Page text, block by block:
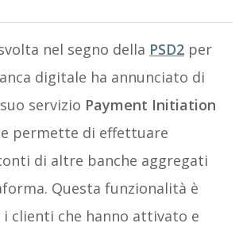
nel segno della PSD2 per
digitale ha annunciato di
servizio Payment Initiation
permette di effettuare
di altre banche aggregati
Questa funzionalità è
clienti che hanno attivato e